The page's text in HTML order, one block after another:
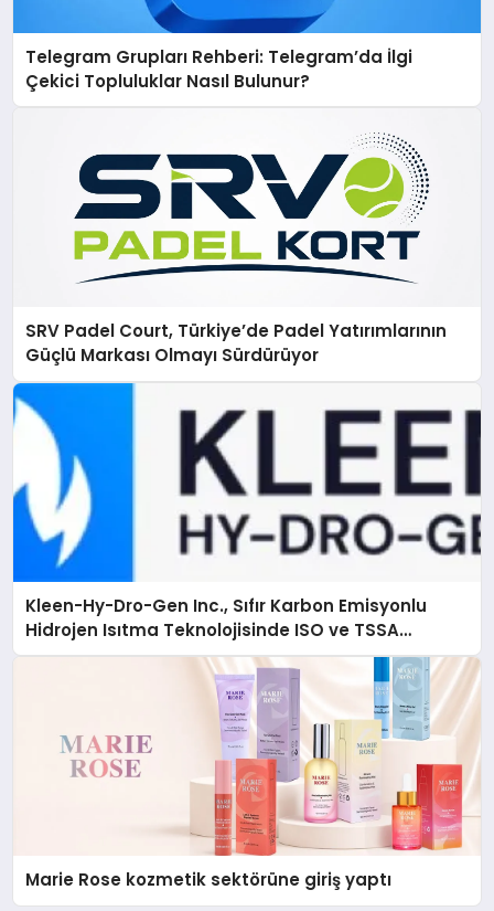
Telegram Grupları Rehberi: Telegram’da İlgi
Çekici Topluluklar Nasıl Bulunur?
SRV Padel Court, Türkiye’de Padel Yatırımlarının
Güçlü Markası Olmayı Sürdürüyor
Kleen-Hy-Dro-Gen Inc., Sıfır Karbon Emisyonlu
Hidrojen Isıtma Teknolojisinde ISO ve TSSA
Düzenleyici Onaylarını Aldı
Marie Rose kozmetik sektörüne giriş yaptı